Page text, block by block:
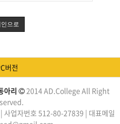
으로
버전
아리
2014 AD.College All Right
사업자번호 512-80-27839 | 대표메일